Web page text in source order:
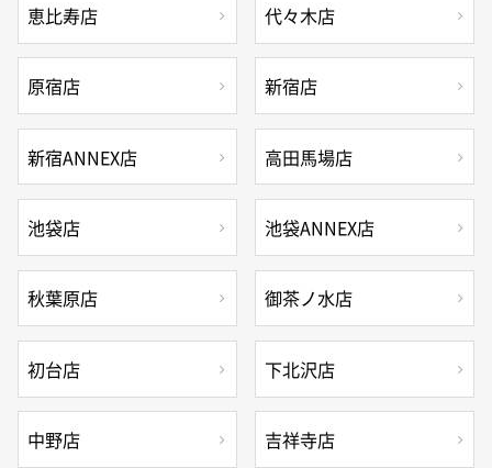
恵比寿店 代々木店
原宿店 新宿店
新宿ANNEX店 高田馬場店
池袋店 池袋ANNEX店
秋葉原店 御茶ノ水店
初台店 下北沢店
中野店 吉祥寺店